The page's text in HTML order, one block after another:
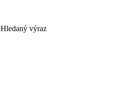
Hledaný výraz